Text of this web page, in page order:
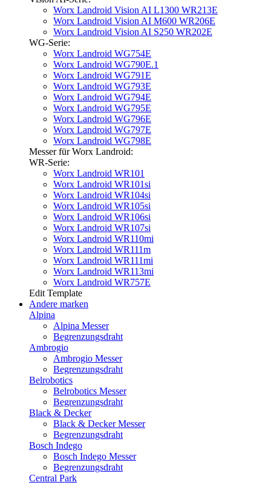
Worx Landroid Vision AI L1300 WR213E
Worx Landroid Vision AI M600 WR206E
Worx Landroid Vision AI S250 WR202E
WG-Serie:
Worx Landroid WG754E
Worx Landroid WG790E.1
Worx Landroid WG791E
Worx Landroid WG793E
Worx Landroid WG794E
Worx Landroid WG795E
Worx Landroid WG796E
Worx Landroid WG797E
Worx Landroid WG798E
Messer für Worx Landroid:
WR-Serie:
Worx Landroid WR101
Worx Landroid WR101si
Worx Landroid WR104si
Worx Landroid WR105si
Worx Landroid WR106si
Worx Landroid WR107si
Worx Landroid WR110mi
Worx Landroid WR111m
Worx Landroid WR111mi
Worx Landroid WR113mi
Worx Landroid WR757E
Edit Template
Andere marken
Alpina
Alpina Messer
Begrenzungsdraht
Ambrogio
Ambrogio Messer
Begrenzungsdraht
Belrobotics
Belrobotics Messer
Begrenzungsdraht
Black & Decker
Black & Decker Messer
Begrenzungsdraht
Bosch Indego
Bosch Indego Messer
Begrenzungsdraht
Central Park